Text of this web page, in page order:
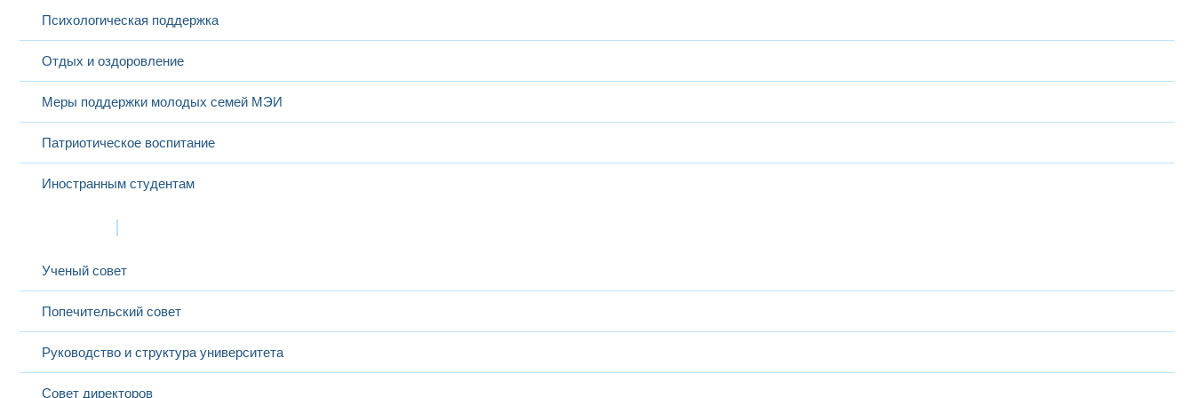
Психологическая поддержка
Отдых и оздоровление
Меры поддержки молодых семей МЭИ
Патриотическое воспитание
Иностранным студентам
Ученый совет
Попечительский совет
Руководство и структура университета
Совет директоров